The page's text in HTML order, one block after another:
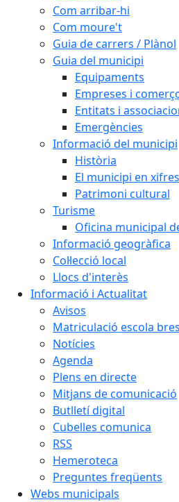
Com arribar-hi
Com moure't
Guia de carrers / Plànol
Guia del municipi
Equipaments
Empreses i
Entitats i
Emergències
Informació del municipi
Història
El municipi en xifres
Patrimoni cultural
Turisme
Oficina municipal
Informació geogràfica
Col·lecció local
Llocs d'interès
Informació i Actualitat
Avisos
Matriculació escola
Notícies
Agenda
Plens en directe
Mitjans de comunicació
Butlletí digital
Cubelles comunica
RSS
Hemeroteca
Preguntes freqüents
Webs municipals